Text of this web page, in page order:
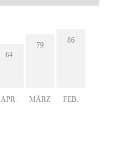
64
APR.
79
MÄRZ
86
FEB.